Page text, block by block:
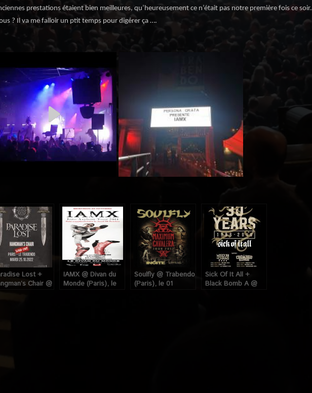
prestations étaient bien meilleures, qu’heureusement ce n’était pas notre première fois ce soir.
? Il va me falloir un ptit temps pour digérer ça ….
Lost +
Chair @
IAMX @ Divan du
Monde (Paris), le
Soulfly @ Trabendo
(Paris), le 01
Sick Of It All +
Black Bomb A @